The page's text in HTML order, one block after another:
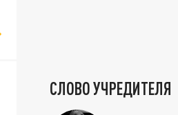
СЛОВО УЧРЕДИТЕЛЯ